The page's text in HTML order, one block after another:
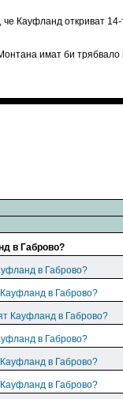
че Кауфланд откриват
имат би трябвало
в Габрово?
в Габрово?
в Габрово?
Кауфланд в Габрово?
в Габрово?
в Габрово?
в Габрово?